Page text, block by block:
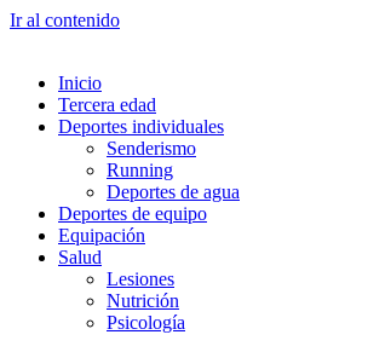
Ir al contenido
Inicio
Tercera edad
Deportes individuales
Senderismo
Running
Deportes de agua
Deportes de equipo
Equipación
Salud
Lesiones
Nutrición
Psicología